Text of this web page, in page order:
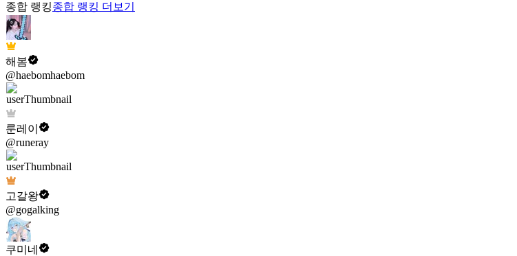
종합 랭킹종합 랭킹 더보기
해봄
@haebomhaebom
룬레이
@runeray
고갈왕
@gogalking
쿠미네